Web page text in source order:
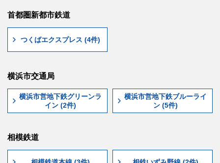
首都圏新都市鉄道
つくばエクスプレス (4件)
横浜市交通局
横浜市営地下鉄グリーンラ
イン (2件)
横浜市営地下鉄ブルーライ
ン (5件)
相模鉄道